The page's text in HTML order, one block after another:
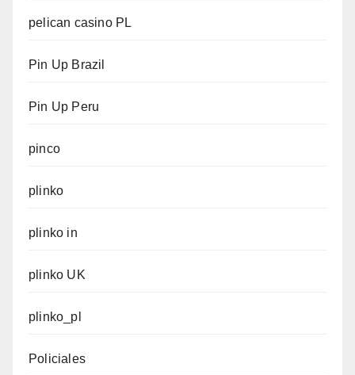
pelican casino PL
Pin Up Brazil
Pin Up Peru
pinco
plinko
plinko in
plinko UK
plinko_pl
Policiales